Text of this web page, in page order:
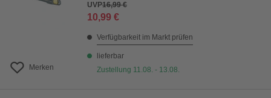
Merken
UVP16,99 €
10,99 €
Verfügbarkeit im Markt prüfen
lieferbar
Zustellung 11.08. - 13.08.